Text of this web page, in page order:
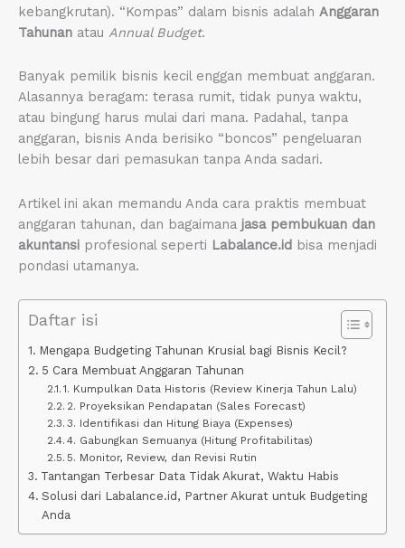
kebangkrutan). “Kompas” dalam bisnis adalah Anggaran
Tahunan atau Annual Budget.
Banyak pemilik bisnis kecil enggan membuat anggaran.
Alasannya beragam: terasa rumit, tidak punya waktu,
atau bingung harus mulai dari mana. Padahal, tanpa
anggaran, bisnis Anda berisiko “boncos” pengeluaran
lebih besar dari pemasukan tanpa Anda sadari.
Artikel ini akan memandu Anda cara praktis membuat
anggaran tahunan, dan bagaimana jasa pembukuan dan
akuntansi profesional seperti Labalance.id bisa menjadi
pondasi utamanya.
Daftar isi
Mengapa Budgeting Tahunan Krusial bagi Bisnis Kecil?
5 Cara Membuat Anggaran Tahunan
1. Kumpulkan Data Historis (Review Kinerja Tahun Lalu)
2. Proyeksikan Pendapatan (Sales Forecast)
3. Identifikasi dan Hitung Biaya (Expenses)
4. Gabungkan Semuanya (Hitung Profitabilitas)
5. Monitor, Review, dan Revisi Rutin
Tantangan Terbesar Data Tidak Akurat, Waktu Habis
Solusi dari Labalance.id, Partner Akurat untuk Budgeting
Anda